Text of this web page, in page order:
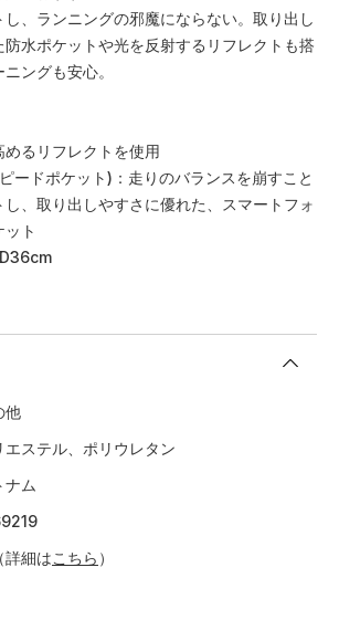
、ランニングの邪魔にならない。取り出し
水ポケットや光を反射するリフレクトも搭
ングも安心。
るリフレクトを使用
ードポケット)：走りのバランスを崩すこと
、取り出しやすさに優れた、スマートフォ
ト
他
エステル、ポリウレタン
ナム
詳細はこちら ）